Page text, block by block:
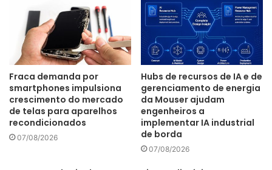
plataforma web de suporte.
INFRAESTRUTURA DE ATENDIMENTO – A Tramontina
aposta em uma estratégia de entrada gradual no mercado
nacional. A distribuição terá início no Rio Grande do Sul –
onde está localizada a sede da fábrica de materiais
elétricos da empresa e onde a marca já possui canais
consolidados de logística e suporte. A expansão para
Fraca demanda por
smartphones impulsiona
crescimento do mercado
de telas para aparelhos
recondicionados
07/08/2026
Hubs de recursos de IA e de
gerenciamento de energia
da Mouser ajudam
engenheiros a
implementar IA industrial
de borda
07/08/2026